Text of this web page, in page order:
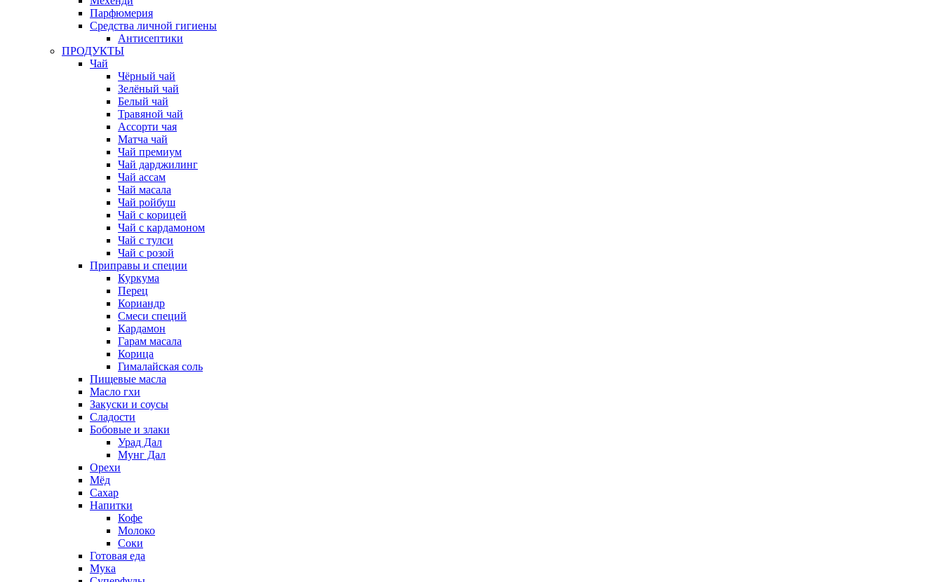
Парфюмерия
Средства личной гигиены
Антисептики
ПРОДУКТЫ
Чай
Чёрный чай
Зелёный чай
Белый чай
Травяной чай
Ассорти чая
Матча чай
Чай премиум
Чай дарджилинг
Чай ассам
Чай масала
Чай ройбуш
Чай с корицей
Чай с кардамоном
Чай с тулси
Чай с розой
Приправы и специи
Куркума
Перец
Кориандр
Смеси специй
Кардамон
Гарам масала
Корица
Гималайская соль
Пищевые масла
Масло гхи
Закуски и соусы
Сладости
Бобовые и злаки
Урад Дал
Мунг Дал
Орехи
Мёд
Сахар
Напитки
Кофе
Молоко
Соки
Готовая еда
Мука